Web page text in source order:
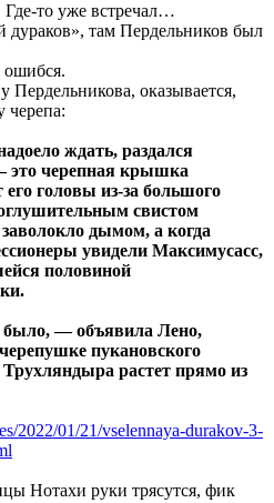
то уже встречал…
дураков», там Пердельников был
ошибся.
оказывается,
черепа:
ждать, раздался
это черепная крышка
головы из-за большого
свистом
дымом, а когда
увидели Максимусасс,
половиной
было, — объявила Лено,
пукановского
Трухляндыра растет прямо из
2022/01/21/vselennaya-durakov-3-
Нотахи руки трясутся, фик